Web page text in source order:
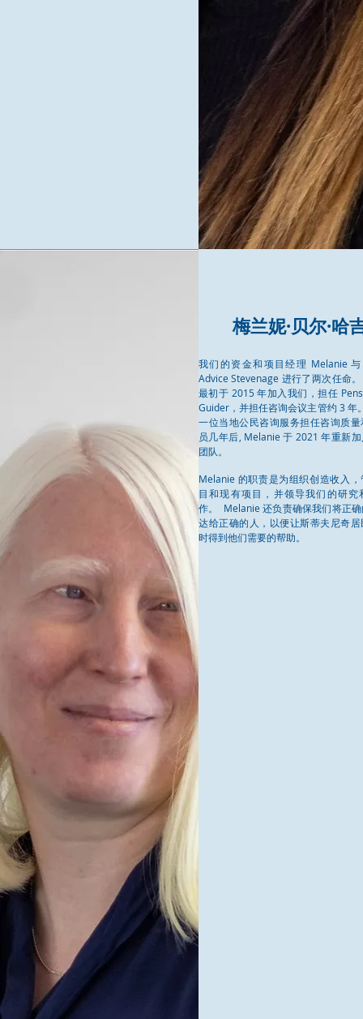
梅兰妮·贝尔·哈
我们的资金和项目经理 Melanie 与
Advice Stevenage 进行了两次任命
最初于 2015 年加入我们，担任
Guider，并担任咨询会议主管约 3 年
一位当地公民咨询服务担任咨询质
员几年后, Melanie 于 2021 年重新
团队。
Melanie 的职责是为组织创造收入
目和现有项目，并领导我们的研究
作。 Melanie 还负责确保我们将正
达给正确的人，以便让斯蒂夫尼奇
时得到他们需要的帮助。